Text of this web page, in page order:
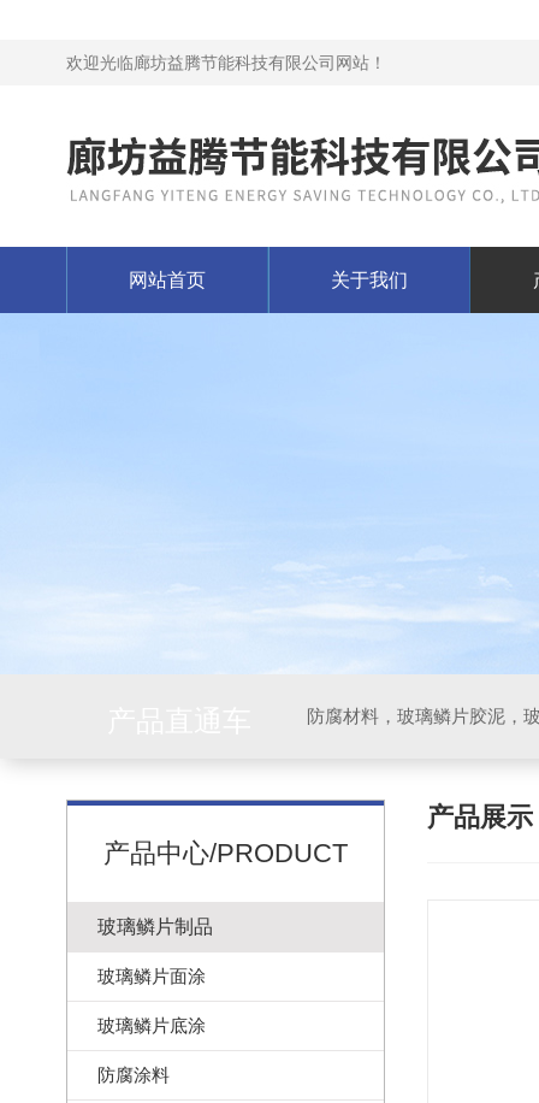
欢迎光临廊坊益腾节能科技有限公司网站！
网站首页 关于我们
产品中心/PRODUCT
玻璃鳞片制品
玻璃鳞片面涂
玻璃鳞片底涂
防腐涂料
产品展示